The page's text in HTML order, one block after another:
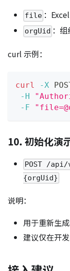
file ：
orgUid ：
curl 示例：
curl -X
-H
-F
10. 初始化演
POST /
{orgUid}
说明：
用于重新生
建议仅在开